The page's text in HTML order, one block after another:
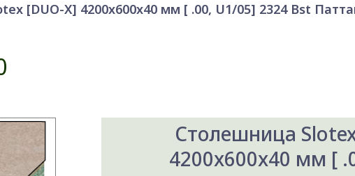
[DUO-X] 4200x600x40 мм [ .00, U1/05] 2324 Bst
Столешница
4200x600x40 мм [